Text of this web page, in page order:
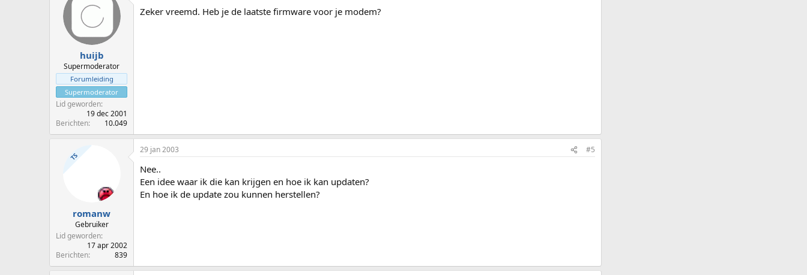
huijb
Supermoderator
Forumleiding
Supermoderator
Lid geworden
19 dec 2001
Berichten
10.049
Zeker vreemd. Heb je de laatste firmware voor je modem?
TS
romanw
Gebruiker
Lid geworden
17 apr 2002
Berichten
839
29 jan 2003 #5
Nee..
Een idee waar ik die kan krijgen en hoe ik kan updaten?
En hoe ik de update zou kunnen herstellen?